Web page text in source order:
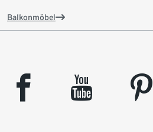
Balkonmöbel
facebook youtube pinterest